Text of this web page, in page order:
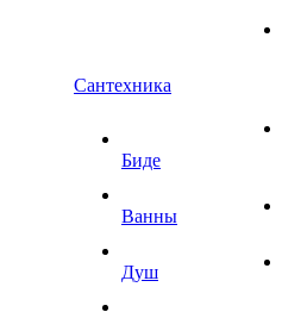
Сантехника
Биде
Ванны
Душ